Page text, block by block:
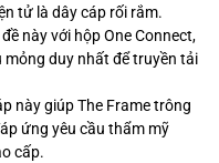
tử là dây cáp rối rắm.
này với hộp One Connect,
duy nhất để truyền tải
này giúp The Frame trông
ứng yêu cầu thẩm mỹ
cấp.